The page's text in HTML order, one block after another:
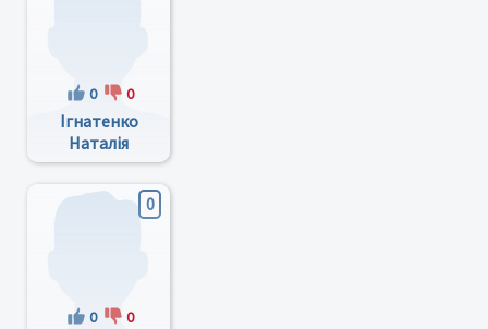
0 0
Ігнатенко
Наталія
Вікторівна
0
0 0